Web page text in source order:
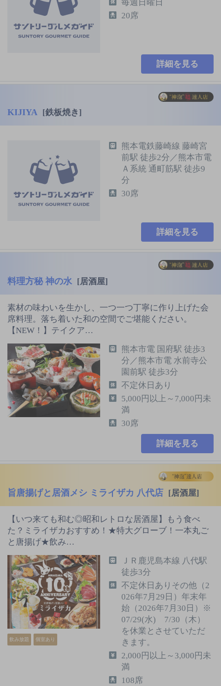
毎週日曜日
20席
詳細を見る
KIJIYA [鉄板焼き]
熊本電鉄藤崎線 藤崎宮
前駅 徒歩2分／熊本市電
Ａ系統 通町筋駅 徒歩9
分
30席
詳細を見る
料理方秘 神の水 [居酒屋]
素材の味わいを生かし、一つ一つ丁寧に作り上げた会
席料理。落ち着いた和の空間でご堪能ください。
【NEW！】テイクア…
熊本市電 国府駅 徒歩3
分／熊本市電 水前寺公
園前駅 徒歩3分
不定休日あり
5,000円以上～7,000円未
満
30席
詳細を見る
旨唐揚げと居酒メシ ミライザカ 八代店 [居酒屋]
【いつ来ても和む◎昭和レトロな居酒屋】もう食べ
た？ミライザカおすすめ！★特大グローブ！一本丸ご
と唐揚げ★飲み…
飲み放題 個室あり
ＪＲ鹿児島本線 八代駅
徒歩3分
不定休日ありその他（2
026年7月29日）年末年
始（2026年7月30日）※
07/29(水) 7/30（木）
を休業とさせていただ
きます。
2,000円以上～3,000円未
満
108席